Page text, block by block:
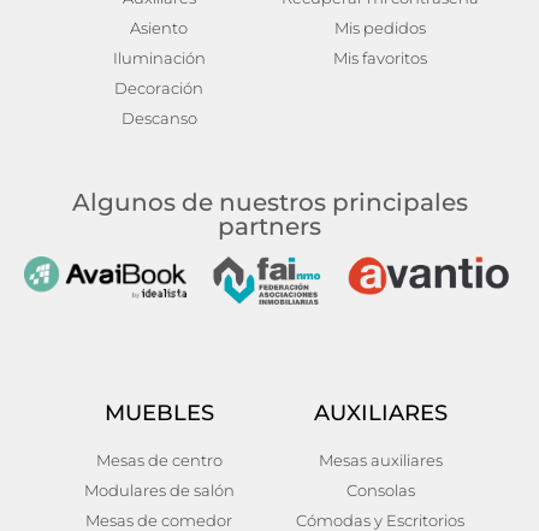
Asiento
Iluminación
Decoración
Descanso
Mis pedidos
Mis favoritos
Algunos de nuestros principales
partners
MUEBLES
Mesas de centro
Modulares de salón
Mesas de comedor
AUXILIARES
Mesas auxiliares
Consolas
Cómodas y Escritorios